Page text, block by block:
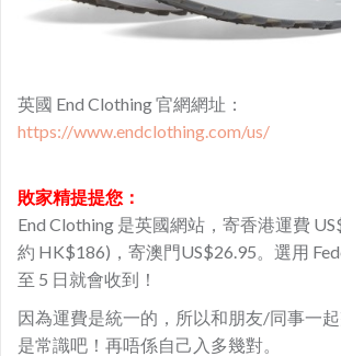
英國 End Clothing 官網網址：
https://www.endclothing.com/us/
敗家精提提您：
End Clothing 是英國網站，寄香港運費
約 HK$186)，寄澳門US$26.95。選用
至 5 日就會收到！
因為運費是統一的，所以和朋友/同事一
是常識吧！再唔係自己入多幾對。